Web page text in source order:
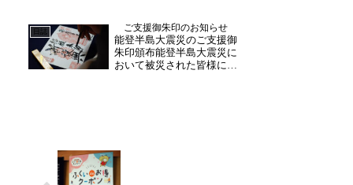
印には、和尚さん直書き龍
絵の御朱印が登場！一枚一
枚手書きの為風合いが異な
り...
日誌 ご支援御朱印のお知らせ
能登半島大震災のご支援御
朱印頒布能登半島大震災に
おいて被災された皆様には